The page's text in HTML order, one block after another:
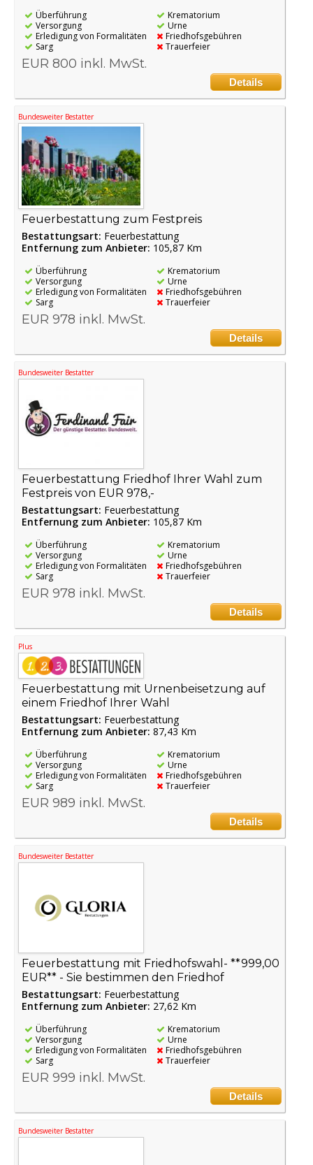
Überführung
Versorgung
Erledigung von Formalitäten
Sarg
Krematorium
Urne
Friedhofsgebühren
Trauerfeier
EUR 800 inkl. MwSt.
Details
Bundesweiter Bestatter
Feuerbestattung zum Festpreis
Bestattungsart: Feuerbestattung
Entfernung zum Anbieter: 105,87 Km
Überführung
Versorgung
Erledigung von Formalitäten
Sarg
Krematorium
Urne
Friedhofsgebühren
Trauerfeier
EUR 978 inkl. MwSt.
Details
Bundesweiter Bestatter
Feuerbestattung Friedhof Ihrer Wahl zum
Festpreis von EUR 978,-
Bestattungsart: Feuerbestattung
Entfernung zum Anbieter: 105,87 Km
Überführung
Versorgung
Erledigung von Formalitäten
Sarg
Krematorium
Urne
Friedhofsgebühren
Trauerfeier
EUR 978 inkl. MwSt.
Details
Plus
Feuerbestattung mit Urnenbeisetzung auf
einem Friedhof Ihrer Wahl
Bestattungsart: Feuerbestattung
Entfernung zum Anbieter: 87,43 Km
Überführung
Versorgung
Erledigung von Formalitäten
Sarg
Krematorium
Urne
Friedhofsgebühren
Trauerfeier
EUR 989 inkl. MwSt.
Details
Bundesweiter Bestatter
Feuerbestattung mit Friedhofswahl- **999,00
EUR** - Sie bestimmen den Friedhof
Bestattungsart: Feuerbestattung
Entfernung zum Anbieter: 27,62 Km
Überführung
Versorgung
Erledigung von Formalitäten
Sarg
Krematorium
Urne
Friedhofsgebühren
Trauerfeier
EUR 999 inkl. MwSt.
Details
Bundesweiter Bestatter